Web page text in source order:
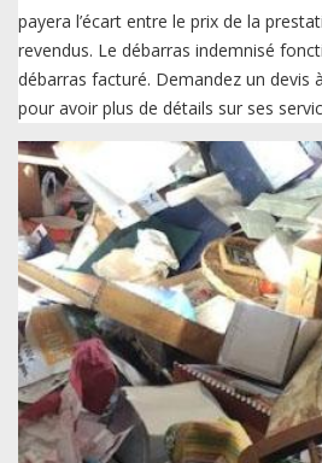
payera l’écart entre le prix de la
revendus. Le débarras indemnisé
débarras facturé. Demandez un devis
pour avoir plus de détails sur ses